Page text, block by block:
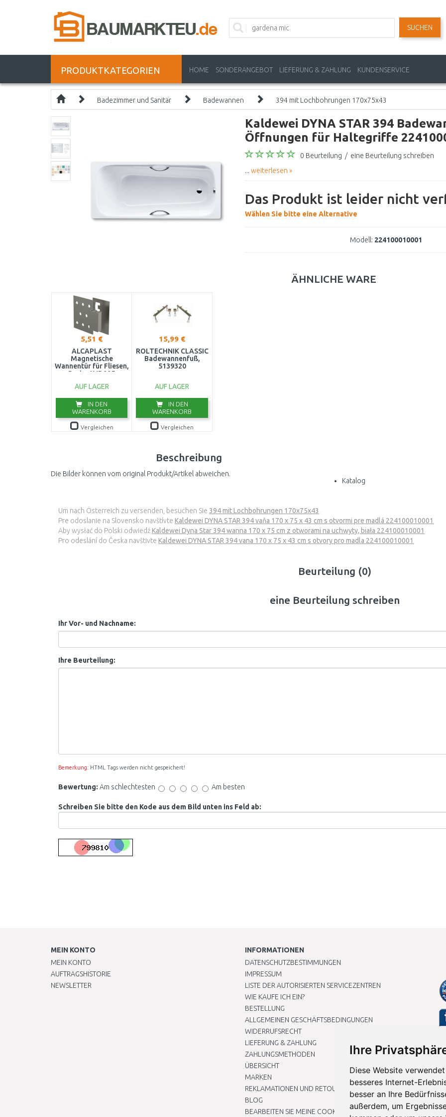
Ihre
Diese Website
besseres Internet-
besser an Ihre
außerdem, um
SUCHEN
PRODUKTKATEGORIEN HOME SONDERANGEBOT LIEFERUNG & ZAHLUNG KUNDENSERVICE
Badezimmer und Sanitär Badewannen 394 mit Lochbohrungen 170x75x43
Kaldewei DYNA STAR 394
Öffnungen für Haltegriffe
0 Beurteilung / eine Beurteilung schreiben
... weiterlesen »
Das Produkt ist leider nicht
Wählen Sie bitte eine Alternative
Modell: 224100010001
ÄHNLICHE WARE
5,51 €
ALCAPLAST
Magnetische
Wannentür für Fliesen,
Basic, AVD005
AUF LAGER
IN DEN
WARENKORB
Vergleichen
15,99 €
ROLTECHNIK CLASSIC
Badewannenfuß,
5139320
AUF LAGER
IN DEN
WARENKORB
Vergleichen
Beschreibung
Die Bilder können vom original Produkt/Artikel abweichen.
Katalog
Um nach Österreich zu versenden, besuchen Sie 394 mit Lochbohrungen 170x75x43
Pre odoslanie na Slovensko navštívte Kaldewei DYNA STAR 394 vaňa 170 x 75 x 43 cm s otvormi pre madlá 224100010001
Aby wysłać do Polski odwiedźKaldewei Dyna Star 394 wanna 170 x 75 cm z otworami na uchwyty, biała 224100010001
Pro odeslání do Česka navštivte Kaldewei DYNA STAR 394 vana 170 x 75 x 43 cm s otvory pro madla 224100010001
Beurteilung (0)
eine Beurteilung schreiben
Ihr Vor- und Nachname:
Ihre Beurteilung:
Bemerkung: HTML Tags werden nicht gespeichert!
Bewertung: Am schlechtesten Am besten
Schreiben Sie bitte den Kode aus dem Bild unten ins Feld ab:
MEIN KONTO
MEIN KONTO
AUFTRAGSHISTORIE
NEWSLETTER
INFORMATIONEN
DATENSCHUTZBESTIMMUNGEN
IMPRESSUM
LISTE DER AUTORISIERTEN SERVICEZENTREN
WIE KAUFE ICH EIN?
BESTELLUNG
ALLGEMEINEN GESCHÄFTSBEDINGUNGEN
WIDERRUFSRECHT
LIEFERUNG & ZAHLUNG
ZAHLUNGSMETHODEN
ÜBERSICHT
MARKEN
REKLAMATIONEN UND RETOUREN
BLOG
BEARBEITEN SIE MEINE COOKIE-EINSTELLUNGEN